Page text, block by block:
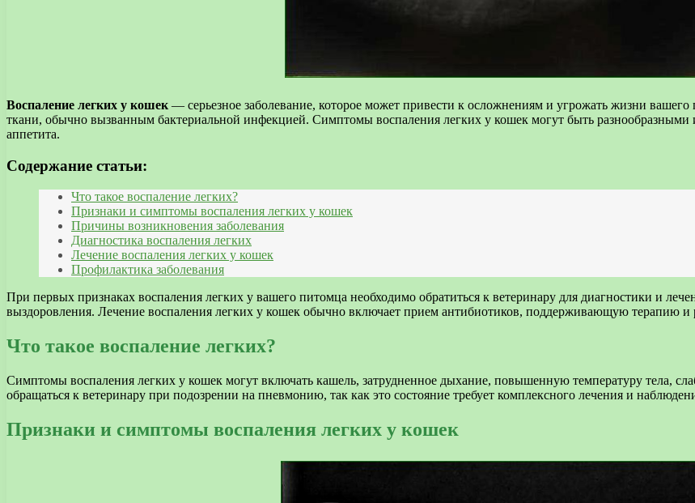
Воспаление легких у кошек — серьезное заболевание, которое может привести к осложнениям и угрожать жизни вашего
ткани, обычно вызванным бактериальной инфекцией. Симптомы воспаления легких у кошек могут быть разнообразными
аппетита.
Содержание статьи:
Что такое воспаление легких?
Признаки и симптомы воспаления легких у кошек
Причины возникновения заболевания
Диагностика воспаления легких
Лечение воспаления легких у кошек
Профилактика заболевания
При первых признаках воспаления легких у вашего питомца необходимо обратиться к ветеринару для диагностики и
выздоровления. Лечение воспаления легких у кошек обычно включает прием антибиотиков, поддерживающую терапию
Что такое воспаление легких?
Симптомы воспаления легких у кошек могут включать кашель, затрудненное дыхание, повышенную температуру тела,
обращаться к ветеринару при подозрении на пневмонию, так как это состояние требует комплексного лечения и
Признаки и симптомы воспаления легких у кошек